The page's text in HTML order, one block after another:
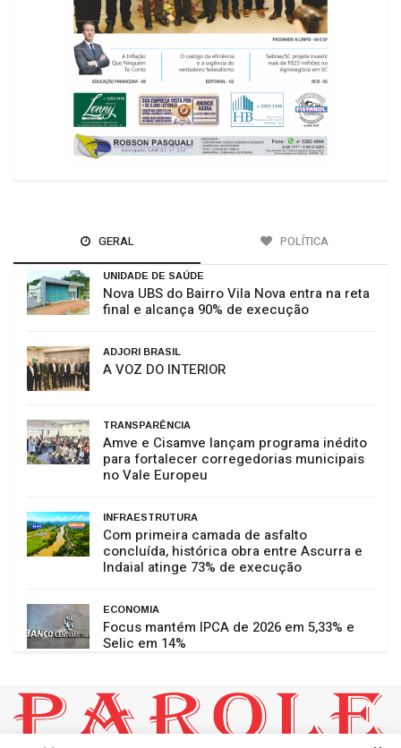
GERAL POLÍTICA
UNIDADE DE SAÚDE
Nova UBS do Bairro Vila Nova entra na reta
final e alcança 90% de execução
ADJORI BRASIL
A VOZ DO INTERIOR
TRANSPARÊNCIA
Amve e Cisamve lançam programa inédito
para fortalecer corregedorias municipais
no Vale Europeu
INFRAESTRUTURA
Com primeira camada de asfalto
concluída, histórica obra entre Ascurra e
Indaial atinge 73% de execução
ECONOMIA
Focus mantém IPCA de 2026 em 5,33% e
Selic em 14%